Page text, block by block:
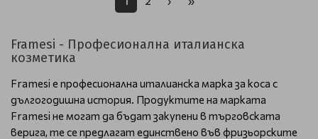
Framesi - Професионална италианска
козметика
Framesi е професионална италианска марка за коса с
дългогодишна история. Продуктите на марката
Framesi не могат да бъдат закупени в търговската
верига, те се предлагат единствено във фризьорските